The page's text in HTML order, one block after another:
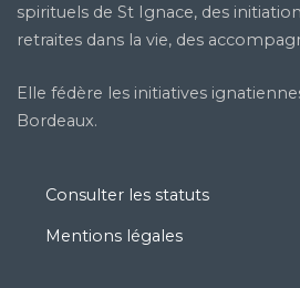
spirituels de St Ignace, des
retraites dans la vie, des
Elle fédère les initiatives
Bordeaux.
Consulter les statuts
Mentions légales